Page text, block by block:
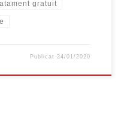
gratuit
Publicat 24/01/2020